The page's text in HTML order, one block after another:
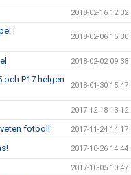
2018-02-16 12:32
i
2018-02-06 15:30
2018-02-02 09:38
och P17 helgen
2018-01-30 15:47
2017-12-18 13:12
fotboll 2017-11-24 14:17
2017-10-26 14:44
2017-10-05 10:47